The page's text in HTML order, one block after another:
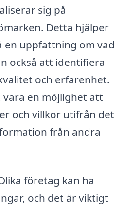
sig på
Detta hjälper
en uppfattning om vad
också att identifiera
och erfarenhet.
vara en möjlighet att
och villkor utifrån det
från andra
företag kan ha
och det är viktigt